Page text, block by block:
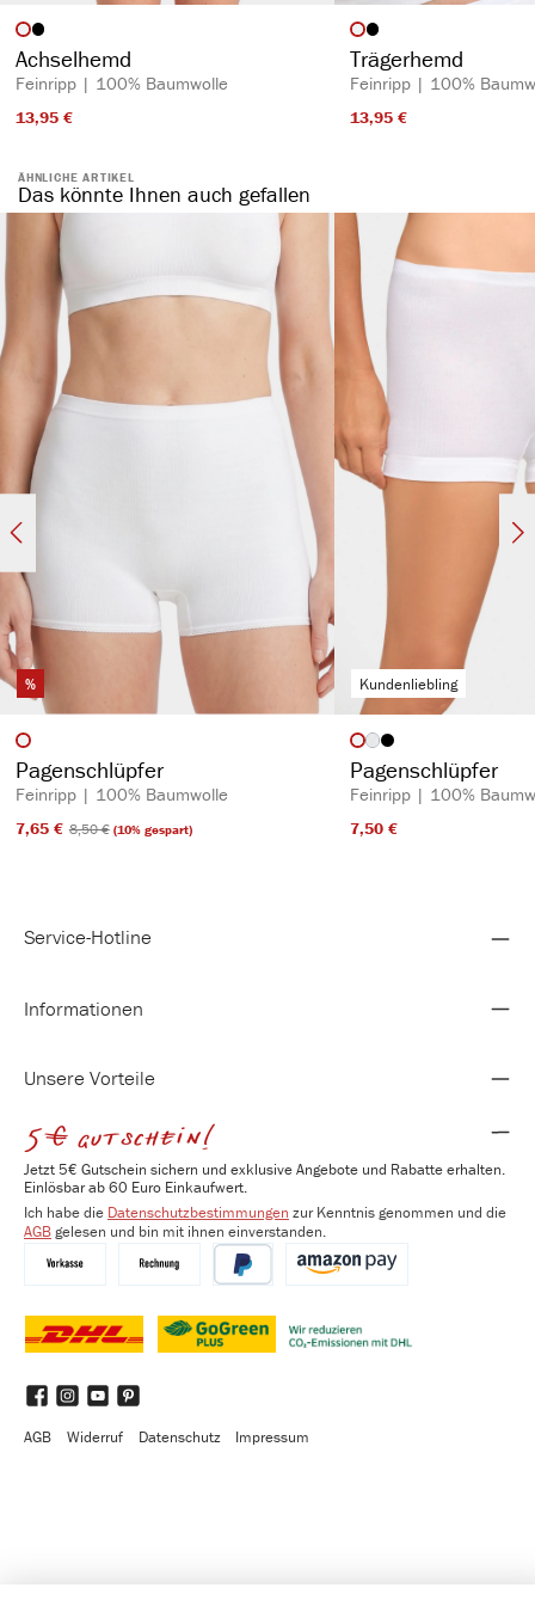
Artikelfarbe
Achselhemd
Feinripp | 100% Baumwolle
13,95 €​
Artikelfarbe
Trägerhemd
Feinripp | 100%
13,95 €​
ÄHNLICHE ARTIKEL
Das könnte Ihnen auch gefallen
%
Artikelfarbe
Pagenschlüpfer
Feinripp | 100% Baumwolle
7,65 €​ 8,50 €​(10% gespart)
Kundenliebling
Artikelfarbe
(Diese Option ist zurzeit
Pagenschlüpfer
Feinripp | 100%
7,50 €​
Service-Hotline
Informationen
Unsere Vorteile
5€ gutschein!
Jetzt 5€ Gutschein sichern und exklusive Angebote und Rabatte erhalten.
Einlösbar ab 60 Euro Einkaufwert.
Ich habe die Datenschutzbestimmungen zur Kenntnis genommen und die
AGBgelesen und bin mit ihnen einverstanden.
FacebookInstagram
YouTubePinterest
AGB
Widerruf Datenschutz Impressum